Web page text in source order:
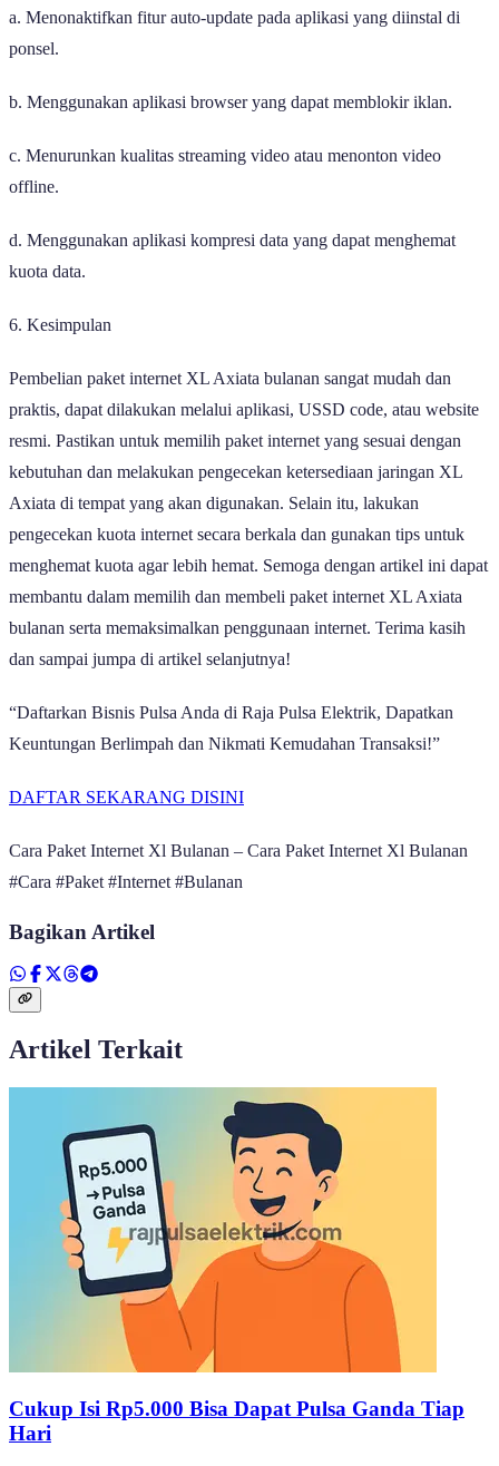
a. Menonaktifkan fitur auto-update pada aplikasi yang diinstal di
ponsel.
b. Menggunakan aplikasi browser yang dapat memblokir iklan.
c. Menurunkan kualitas streaming video atau menonton video
offline.
d. Menggunakan aplikasi kompresi data yang dapat menghemat
kuota data.
6. Kesimpulan
Pembelian paket internet XL Axiata bulanan sangat mudah dan
praktis, dapat dilakukan melalui aplikasi, USSD code, atau website
resmi. Pastikan untuk memilih paket internet yang sesuai dengan
kebutuhan dan melakukan pengecekan ketersediaan jaringan XL
Axiata di tempat yang akan digunakan. Selain itu, lakukan
pengecekan kuota internet secara berkala dan gunakan tips untuk
menghemat kuota agar lebih hemat. Semoga dengan artikel ini dapat
membantu dalam memilih dan membeli paket internet XL Axiata
bulanan serta memaksimalkan penggunaan internet. Terima kasih
dan sampai jumpa di artikel selanjutnya!
“Daftarkan Bisnis Pulsa Anda di Raja Pulsa Elektrik, Dapatkan
Keuntungan Berlimpah dan Nikmati Kemudahan Transaksi!”
DAFTAR SEKARANG DISINI
Cara Paket Internet Xl Bulanan – Cara Paket Internet Xl Bulanan
#Cara #Paket #Internet #Bulanan
Bagikan Artikel
Artikel Terkait
Cukup Isi Rp5.000 Bisa Dapat Pulsa Ganda Tiap
Hari